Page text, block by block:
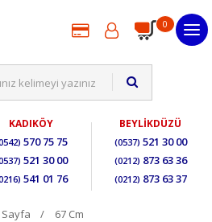
0
KADIKÖY
570 75 75
521 30 00
541 01 76
BEYLİKDÜZÜ
(0537) 521 30 00
(0212) 873 63 36
(0212) 873 63 37
67 Cm